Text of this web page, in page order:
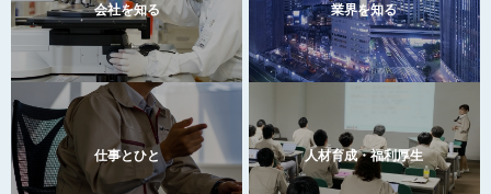
会社を知る 業界を知る
仕事とひと 人材育成・福利厚生